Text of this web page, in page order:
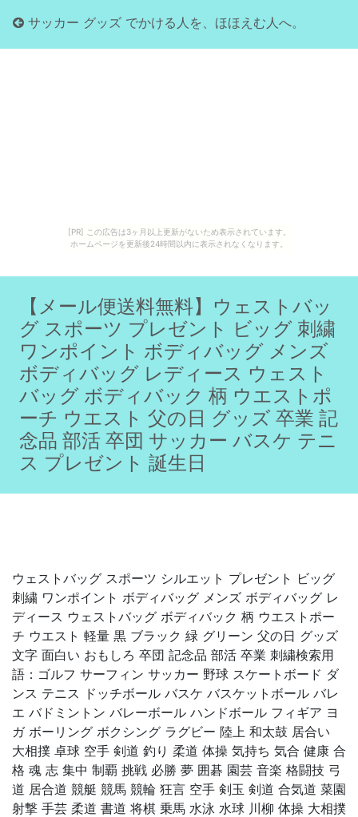
[PR] この広告は3ヶ月以上更新がないため表示されています。
ホームページを更新後24時間以内に表示されなくなります。
サッカー グッズ でかける人を、ほほえむ人へ。
【メール便送料無料】ウェストバッ
グ スポーツ プレゼント ビッグ 刺繍
ワンポイント ボディバッグ メンズ
ボディバッグ レディース ウェスト
バッグ ボディバック 柄 ウエストポ
ーチ ウエスト 父の日 グッズ 卒業 記
念品 部活 卒団 サッカー バスケ テニ
ス プレゼント 誕生日
ウェストバッグ スポーツ シルエット プレゼント ビッグ
刺繍 ワンポイント ボディバッグ メンズ ボディバッグ レ
ディース ウェストバッグ ボディバック 柄 ウエストポー
チ ウエスト 軽量 黒 ブラック 緑 グリーン 父の日 グッズ
文字 面白い おもしろ 卒団 記念品 部活 卒業 刺繍検索用
語：ゴルフ サーフィン サッカー 野球 スケートボード ダ
ンス テニス ドッチボール バスケ バスケットボール バレ
エ バドミントン バレーボール ハンドボール フィギア ヨ
ガ ボーリング ボクシング ラグビー 陸上 和太鼓 居合い
大相撲 卓球 空手 剣道 釣り 柔道 体操 気持ち 気合 健康 合
格 魂 志 集中 制覇 挑戦 必勝 夢 囲碁 園芸 音楽 格闘技 弓
道 居合道 競艇 競馬 競輪 狂言 空手 剣玉 剣道 合気道 菜園
射撃 手芸 柔道 書道 将棋 乗馬 水泳 水球 川柳 体操 大相撲